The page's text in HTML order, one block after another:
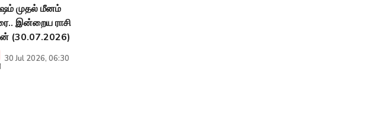
முதல் மீனம்
இன்றைய ராசி
(30.07.2026)
30 Jul 2026, 06:30